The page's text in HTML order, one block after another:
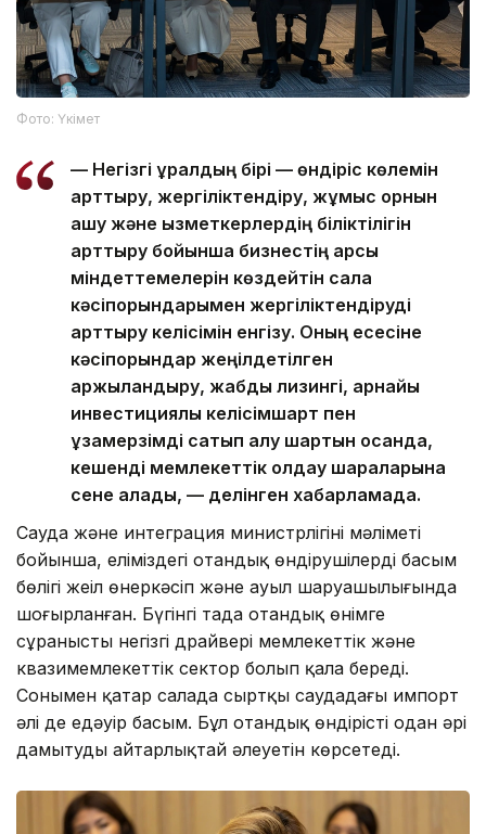
Фото: Үкімет
— Негізгі құралдың бірі — өндіріс көлемін
арттыру, жергіліктендіру, жұмыс орнын
ашу және қызметкерлердің біліктілігін
арттыру бойынша бизнестің қарсы
міндеттемелерін көздейтін сала
кәсіпорындарымен жергіліктендіруді
арттыру келісімін енгізу. Оның есесіне
кәсіпорындар жеңілдетілген
қаржыландыру, жабдық лизингі, арнайы
инвестициялық келісімшарт пен
ұзақмерзімді сатып алу шартын қосқанда,
кешенді мемлекеттік қолдау шараларына
сене алады, — делінген хабарламада.
Сауда және интеграция министрлігінің мәліметі
бойынша, еліміздегі отандық өндірушілердің басым
бөлігі жеңіл өнеркәсіп және ауыл шаруашылығында
шоғырланған. Бүгінгі таңда отандық өнімге
сұраныстың негізгі драйвері мемлекеттік және
квазимемлекеттік сектор болып қала береді.
Сонымен қатар салада сыртқы саудадағы импорт
әлі де едәуір басым. Бұл отандық өндірісті одан әрі
дамытудың айтарлықтай әлеуетін көрсетеді.